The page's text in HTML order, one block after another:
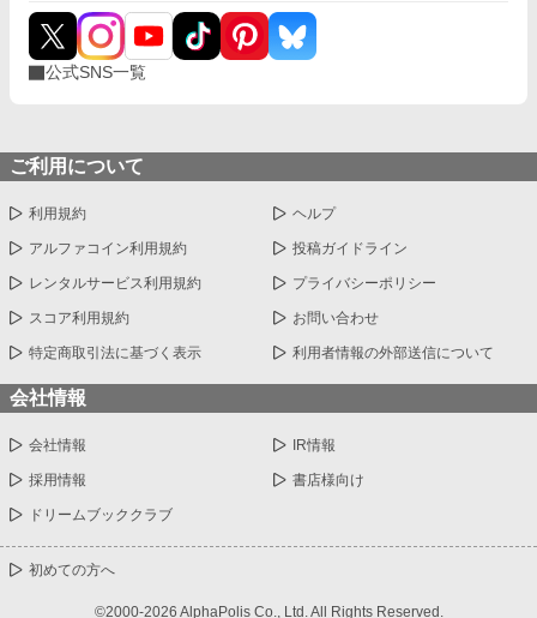
公式SNS一覧
ご利用について
利用規約 ヘルプ
アルファコイン利用規約 投稿ガイドライン
レンタルサービス利用規約 プライバシーポリシー
スコア利用規約 お問い合わせ
特定商取引法に基づく表示 利用者情報の外部送信について
会社情報
会社情報 IR情報
採用情報 書店様向け
ドリームブッククラブ
初めての方へ
©2000-2026 AlphaPolis Co., Ltd. All Rights Reserved.